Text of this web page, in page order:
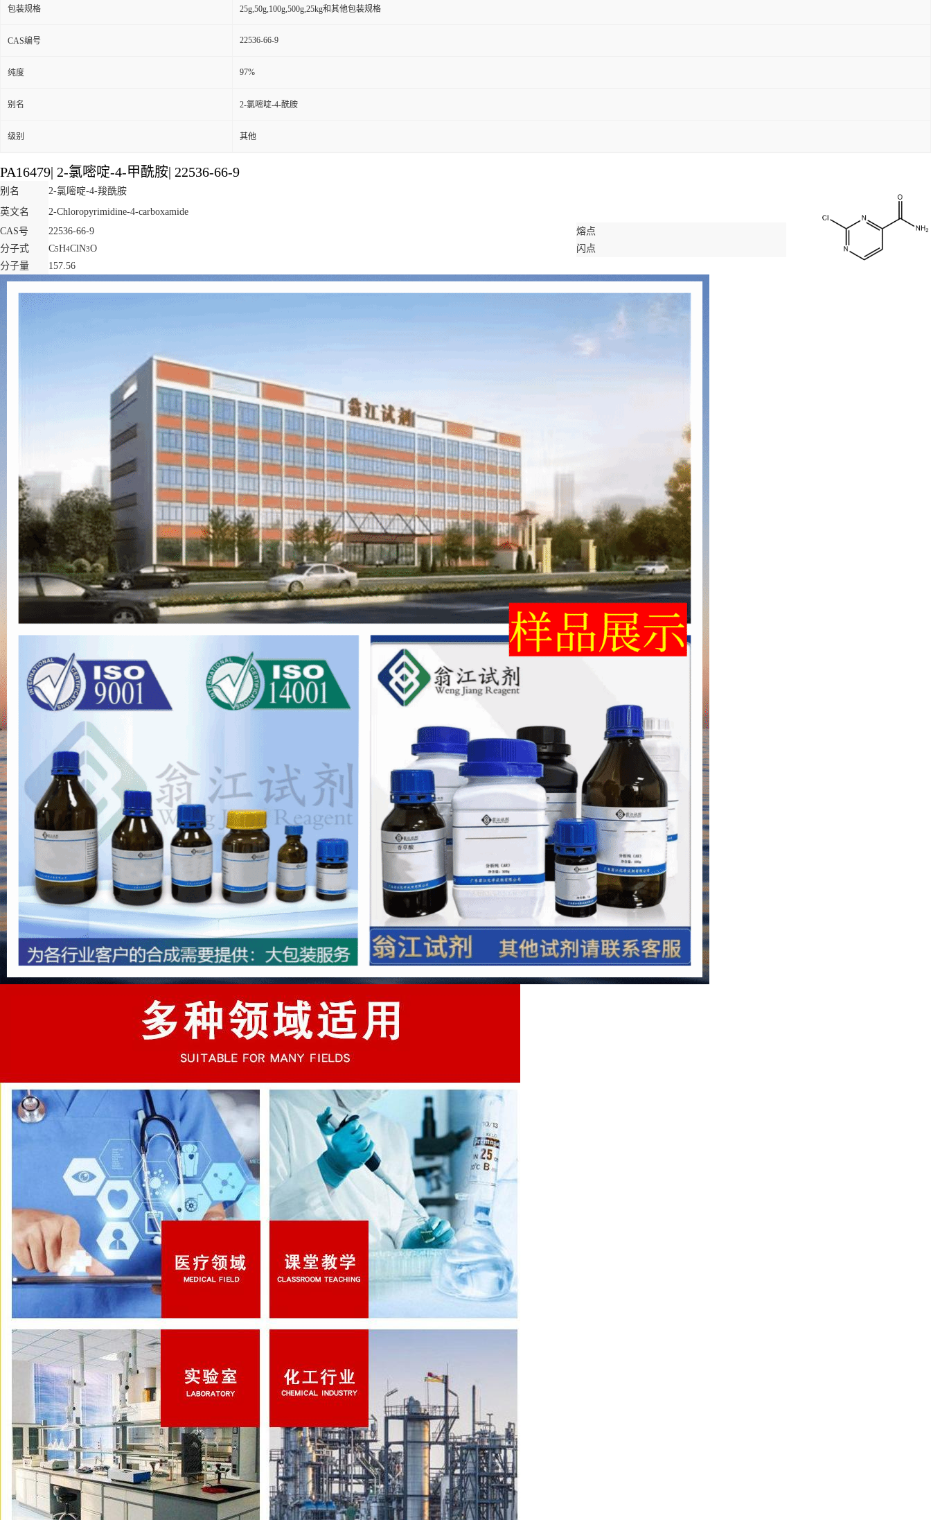
包装规格 25g,50g,100g,500g,25kg和其他包装规格
CAS编号 22536-66-9
纯度 97%
别名 2-氯嘧啶-4-酰胺
级别 其他
PA16479| 2-氯嘧啶-4-甲酰胺| 22536-66-9
别名
2-氯嘧啶-4-羧酰胺
英文名
2-Chloropyrimidine-4-carboxamide
CAS号
22536-66-9
熔点
分子式
C5H4ClN3O
闪点
分子量
157.56